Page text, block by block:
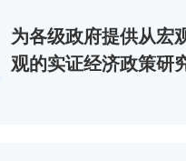
为各级政府提供从宏
观的实证经济政策研